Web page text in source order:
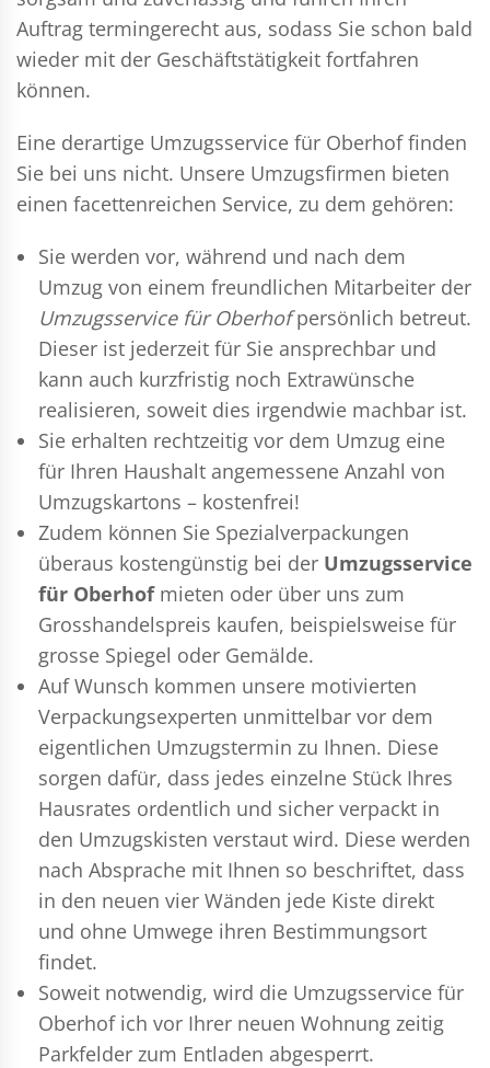
Auftrag termingerecht aus, sodass Sie schon bald
wieder mit der Geschäftstätigkeit fortfahren
können.
Eine derartige Umzugsservice für Oberhof finden
Sie bei uns nicht. Unsere Umzugsfirmen bieten
einen facettenreichen Service, zu dem gehören:
Sie werden vor, während und nach dem
Umzug von einem freundlichen Mitarbeiter der
Umzugsservice für Oberhofpersönlich betreut.
Dieser ist jederzeit für Sie ansprechbar und
kann auch kurzfristig noch Extrawünsche
realisieren, soweit dies irgendwie machbar ist.
Sie erhalten rechtzeitig vor dem Umzug eine
für Ihren Haushalt angemessene Anzahl von
Umzugskartons – kostenfrei!
Zudem können Sie Spezialverpackungen
überaus kostengünstig bei der Umzugsservice
für Oberhofmieten oder über uns zum
Grosshandelspreis kaufen, beispielsweise für
grosse Spiegel oder Gemälde.
Auf Wunsch kommen unsere motivierten
Verpackungsexperten unmittelbar vor dem
eigentlichen Umzugstermin zu Ihnen. Diese
sorgen dafür, dass jedes einzelne Stück Ihres
Hausrates ordentlich und sicher verpackt in
den Umzugskisten verstaut wird. Diese werden
nach Absprache mit Ihnen so beschriftet, dass
in den neuen vier Wänden jede Kiste direkt
und ohne Umwege ihren Bestimmungsort
findet.
Soweit notwendig, wird die Umzugsservice für
Oberhof ich vor Ihrer neuen Wohnung zeitig
Parkfelder zum Entladen abgesperrt.